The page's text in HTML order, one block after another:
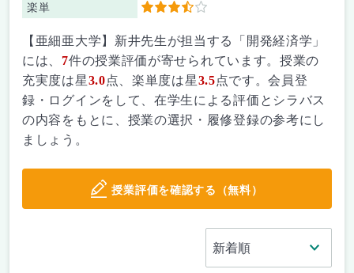
楽単 3.5
【亜細亜大学】新井先生が担当する「開発経済学」
には、 7件の授業評価が寄せられています。授業の
充実度は星3.0点、楽単度は星3.5点です。会員登
録・ログインをして、在学生による評価とシラバス
の内容をもとに、授業の選択・履修登録の参考にし
ましょう。
授業評価を確認する（無料）